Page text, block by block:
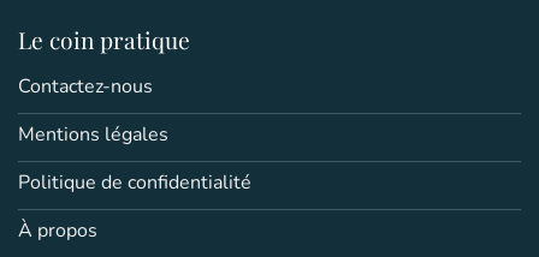
Le coin pratique
Contactez-nous
Mentions légales
Politique de confidentialité
À propos